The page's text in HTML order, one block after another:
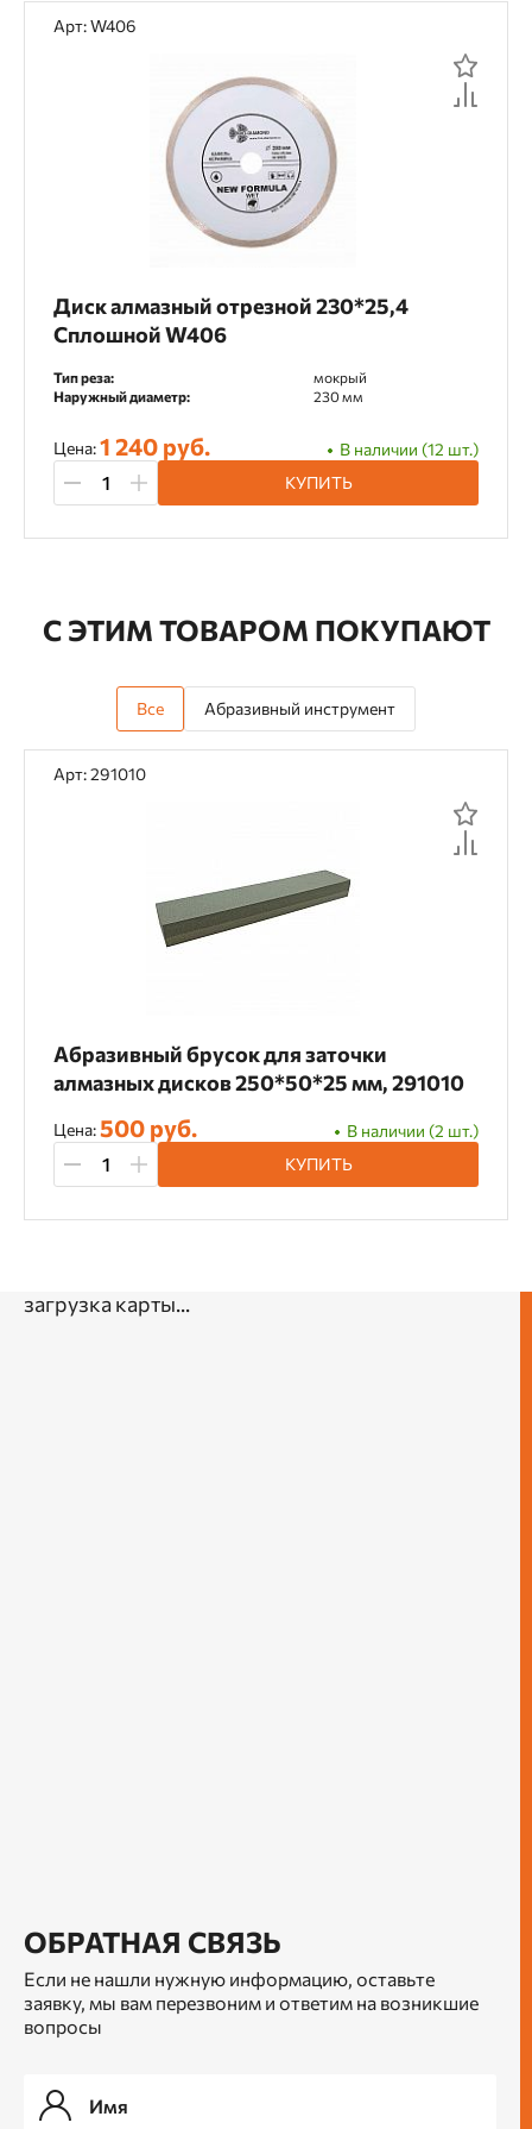
Арт: W406
Диск алмазный отрезной 230*25,4
Сплошной W406
Тип реза:
мокрый
Наружный диаметр:
230 мм
Цена:1 240 руб.
В наличии (12 шт.)
КУПИТЬ
С ЭТИМ ТОВАРОМ ПОКУПАЮТ
Все Абразивный инструмент
Арт: 291010
Абразивный брусок для заточки
алмазных дисков 250*50*25 мм, 291010
Цена:500 руб.
В наличии (2 шт.)
КУПИТЬ
загрузка карты...
ОБРАТНАЯ СВЯЗЬ
Если не нашли нужную информацию, оставьте
заявку, мы вам перезвоним и ответим на возникшие
вопросы